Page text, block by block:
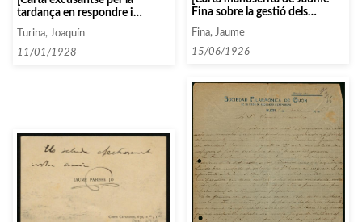
tardança en respondre i
concert serà al febrer i
demanant el programa exacte]
Turina, Joaquín
11/01/1928
Fina sobre la gestió dels
Concerts d’Istiu]
Fina, Jaume
15/06/1926